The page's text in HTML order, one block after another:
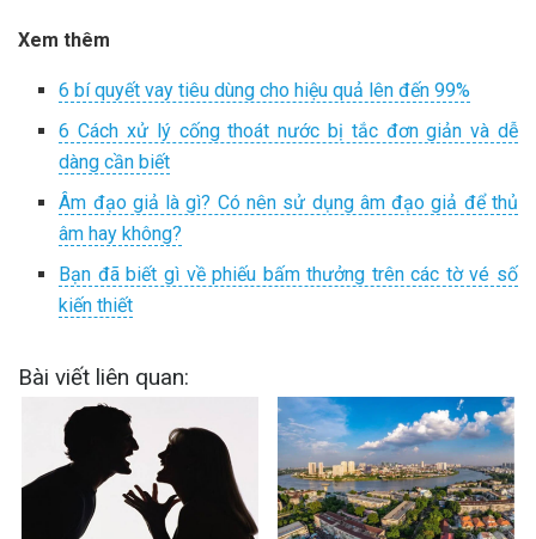
Xem thêm
6 bí quyết vay tiêu dùng cho hiệu quả lên đến 99%
6 Cách xử lý cống thoát nước bị tắc đơn giản và dễ
dàng cần biết
Âm đạo giả là gì? Có nên sử dụng âm đạo giả để thủ
âm hay không?
Bạn đã biết gì về phiếu bấm thưởng trên các tờ vé số
kiến thiết
Bài viết liên quan: